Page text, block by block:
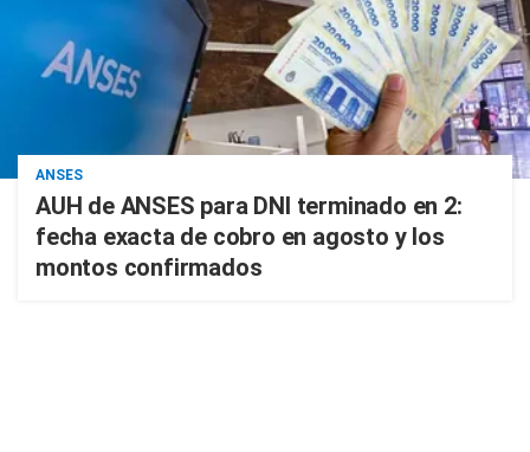
ANSES
AUH de ANSES para DNI terminado en 2:
fecha exacta de cobro en agosto y los
montos confirmados